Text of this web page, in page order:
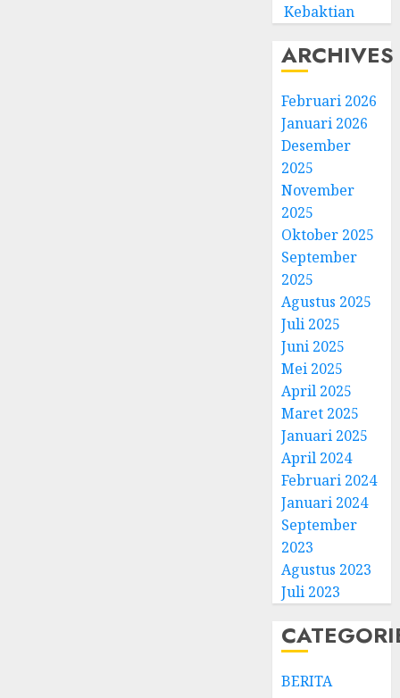
Kebaktian
ARCHIVES
Februari 2026
Januari 2026
Desember
2025
November
2025
Oktober 2025
September
2025
Agustus 2025
Juli 2025
Juni 2025
Mei 2025
April 2025
Maret 2025
Januari 2025
April 2024
Februari 2024
Januari 2024
September
2023
Agustus 2023
Juli 2023
BERITA
3
Natal
BKSG
Tegal
di
11, 2026
4
Samuel
Adi
dan